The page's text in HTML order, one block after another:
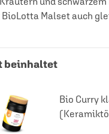
BioLotta Malset auch
beinhaltet
Bio Curry